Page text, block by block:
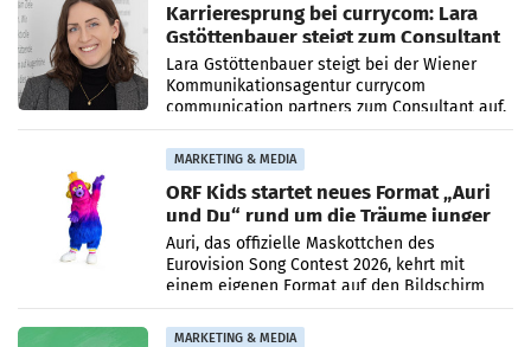
Karrieresprung bei currycom: Lara
Gstöttenbauer steigt zum Consultant
auf
Lara Gstöttenbauer steigt bei der Wiener
Kommunikationsagentur currycom
communication partners zum Consultant auf.
Die 27-jährige Beraterin betreut Kundinnen
und Kunden in den Bereichen
MARKETING & MEDIA
ORF Kids startet neues Format „Auri
und Du“ rund um die Träume junger
Menschen
Auri, das offizielle Maskottchen des
Eurovision Song Contest 2026, kehrt mit
einem eigenen Format auf den Bildschirm
zurück. In der neuen Sendung „Auri und Du“
bei ORF Kids steht
MARKETING & MEDIA